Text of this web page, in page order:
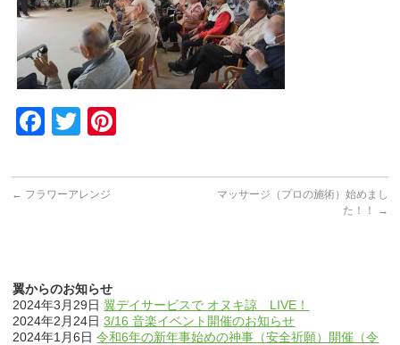
Facebook
Twitter
← フラワーアレンジ
マッサージ（プロの施術）始めまし
た！！
→
翼からのお知らせ
2024年3月29日 翼デイサービスで オヌキ諒 LIVE！
2024年2月24日 3/16 音楽イベント開催のお知らせ
2024年1月6日 令和6年の新年事始めの神事（安全祈願）開催（令